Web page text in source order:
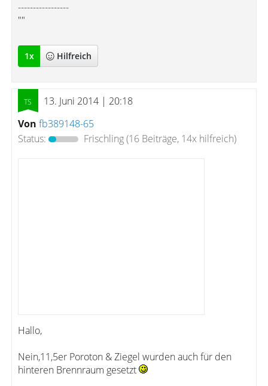
-----------------
""
1x Hilfreich
13. Juni 2014 | 20:18
Von fb389148-65
Status:
Frischling(16 Beiträge, 14x hilfreich)
Hallo,
Nein,11,5er Poroton & Ziegel wurden auch für den
hinteren Brennraum gesetzt